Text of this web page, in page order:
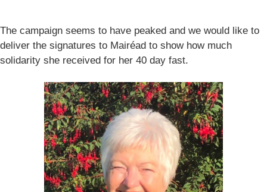
The campaign seems to have peaked and we would like to
deliver the signatures to Mairéad to show how much
solidarity she received for her 40 day fast.